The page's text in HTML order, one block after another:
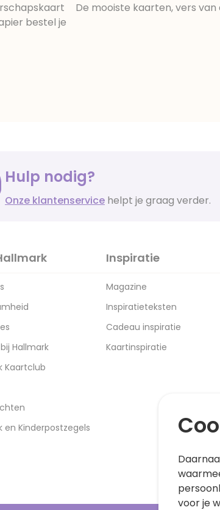
bestel je
De mooiste kaarten, vers van
Hulp nodig?
Onze klantenservice helpt je graag verder.
Hallmark
Kaartclub
en Kinderpostzegels
Inspiratie
Magazine
Inspiratieteksten
Cadeau inspiratie
Kaartinspiratie
voor je